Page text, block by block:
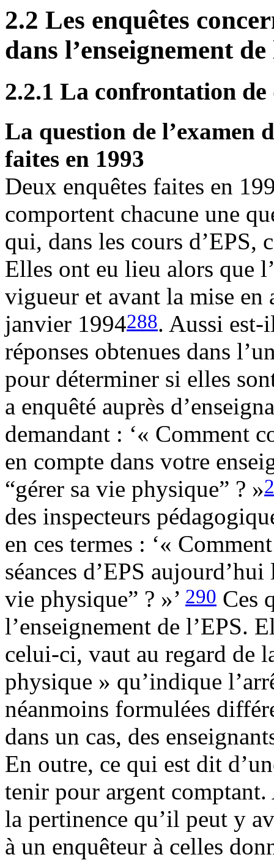
2.2 Les enquêtes
dans l’enseignement de
2.2.1 La confrontation de
La question de l’examen
faites en 1993
Deux enquêtes faites en
comportent chacune une
qui, dans les cours d’EPS,
Elles ont eu lieu alors que
vigueur et avant la mise
janvier 1994288. Aussi est-
réponses obtenues dans
pour déterminer si elles
a enquêté auprès
demandant : ‘« Comment
en compte dans votre
“gérer sa vie physique” ? »
des inspecteurs
en ces termes : ‘«
séances d’EPS
vie physique” ? »’ 290 Ces
l’enseignement de l’EPS.
celui-ci, vaut au regard de
physique » qu’indique
néanmoins formulées
dans un cas, des
En outre, ce qui est dit
tenir pour argent
la pertinence qu’il peut y
à un enquêteur à celles